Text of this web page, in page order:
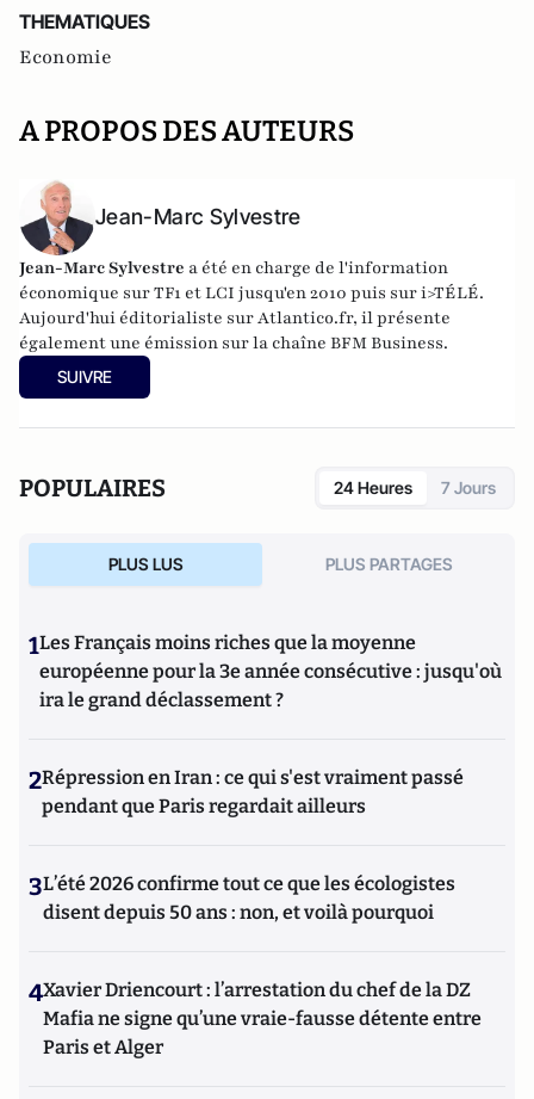
THEMATIQUES
Economie
A PROPOS DES AUTEURS
Jean-Marc Sylvestre
Jean-Marc Sylvestre a été en charge de l'information
économique sur TF1 et LCI jusqu'en 2010 puis sur i>TÉLÉ.
Aujourd'hui éditorialiste sur Atlantico.fr, il présente
également une émission sur la chaîne BFM Business.
SUIVRE
POPULAIRES 24 Heures 7 Jours
PLUS LUS PLUS PARTAGES
1Les Français moins riches que la moyenne
européenne pour la 3e année consécutive : jusqu'où
ira le grand déclassement ?
2Répression en Iran : ce qui s'est vraiment passé
pendant que Paris regardait ailleurs
3L’été 2026 confirme tout ce que les écologistes
disent depuis 50 ans : non, et voilà pourquoi
4Xavier Driencourt : l’arrestation du chef de la DZ
Mafia ne signe qu’une vraie-fausse détente entre
Paris et Alger